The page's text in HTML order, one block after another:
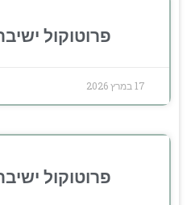
פרוטוקול
17 במרץ 2026
פרוטוקול